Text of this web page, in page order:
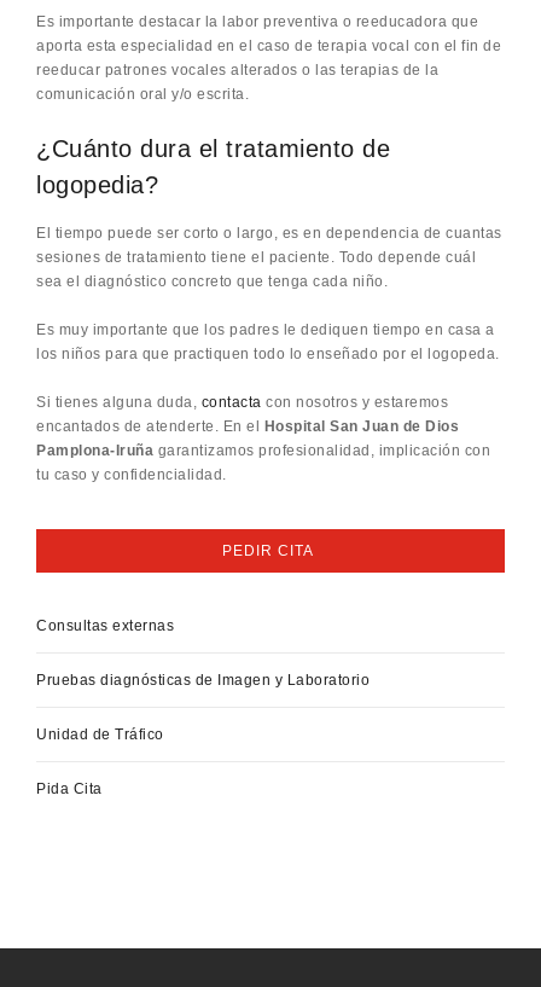
Es importante destacar la labor preventiva o reeducadora que
aporta esta especialidad en el caso de terapia vocal con el fin de
reeducar patrones vocales alterados o las terapias de la
comunicación oral y/o escrita.
¿Cuánto dura el tratamiento de
logopedia?
El tiempo puede ser corto o largo, es en dependencia de cuantas
sesiones de tratamiento tiene el paciente. Todo depende cuál
sea el diagnóstico concreto que tenga cada niño.
Es muy importante que los padres le dediquen tiempo en casa a
los niños para que practiquen todo lo enseñado por el logopeda.
Si tienes alguna duda, contacta con nosotros y estaremos
encantados de atenderte. En el
Hospital San Juan de Dios
Pamplona-Iruña garantizamos profesionalidad, implicación con
tu caso y confidencialidad.
PEDIR CITA
Consultas externas
Pruebas diagnósticas de Imagen y Laboratorio
Unidad de Tráfico
Pida Cita